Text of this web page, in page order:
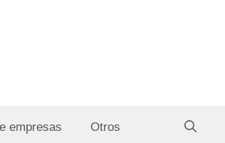
empresas Otros